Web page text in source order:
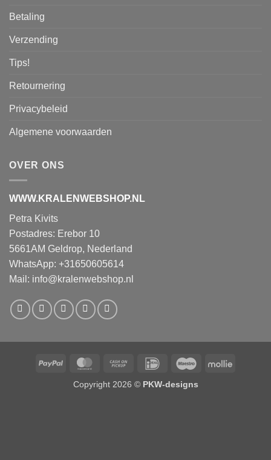
Betaling
Verzending
Tips!
Retournering
Privacybeleid
Algemene voorwaarden
OVER ONS
WWW.KRALENWEBSHOP.NL
Petra Kivits
Postadres: Erebor 10
5661AM Geldrop, Nederland
WhatsApp: +31650605614
Mail: info@kralenwebshop.nl
PayPal MasterCardCash
Pickup
IDeal Maestro Mollie
Copyright 2026 © PKW-designs